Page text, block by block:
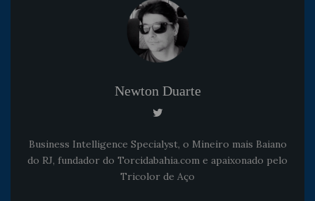
Newton Duarte
Business Intelligence Specialyst, o Mineiro mais Baiano
do RJ, fundador do Torcidabahia.com e apaixonado pelo
Tricolor de Aço